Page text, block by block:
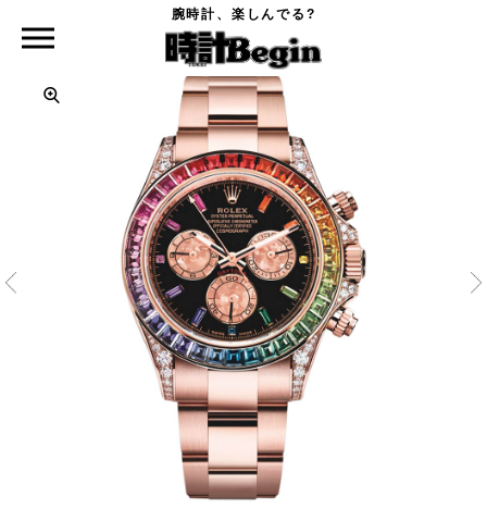
腕時計、楽しんでる?
オイスター パーペチュアル コスモグラフ デイトナ